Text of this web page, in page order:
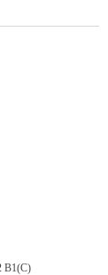
B1(C)